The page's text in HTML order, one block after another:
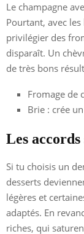
Le champagne
Pourtant, avec
privilégier des
disparaît. Un
de très bons
Fromage de
Brie : crée
Les accords
Si tu choisis un
desserts
légères et
adaptés. En
riches, qui